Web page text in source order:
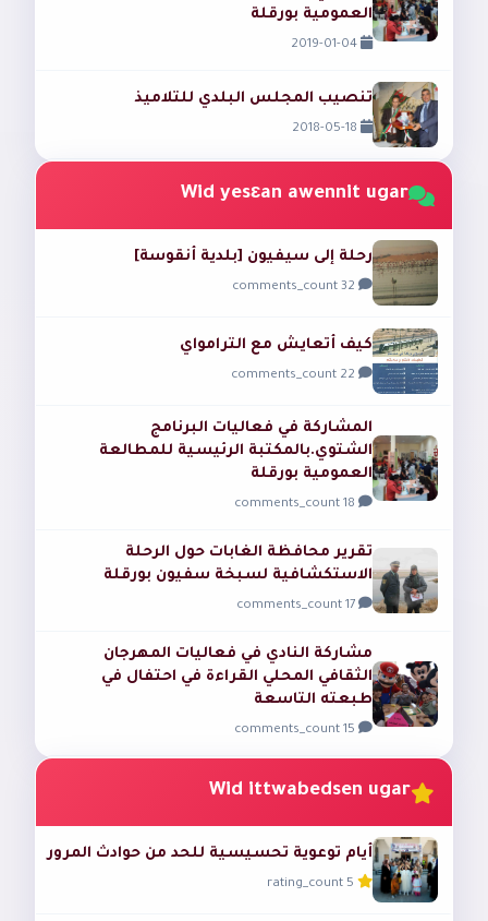
العمومية بورقلة
تنصيب المجلس البلدي للتلاميذ
Wid yesɛan awennit ugar
رحلة إلى سيفيون [بلدية أنقوسة]
كيف أتعايش مع الترامواي
المشاركة في فعاليات البرنامج
الشتوي.بالمكتبة الرئيسية للمطالعة
العمومية بورقلة
تقرير محافظة الغابات حول الرحلة
الاستكشافية لسبخة سفيون بورقلة
مشاركة النادي في فعاليات المهرجان
الثقافي المحلي القراءة في احتفال في
طبعته التاسعة
Wid ittwabedsen ugar
أيام توعوية تحسيسية للحد من حوادث المرور